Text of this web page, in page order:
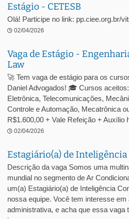
Estágio - CETESB
Olá! Participe no link: pp.ciee.org.br/
02/04/2026
Vaga de Estágio -
Law
🚀 Tem vaga de estágio para os
Daniel Advogados! 🎓 Cursos
Eletrônica, Telecomunicações,
Controle e Automação, Mecatrônica
R$1.600,00 + Vale Refeição + Auxílio
02/04/2026
Estagiário(a) de
Descrição da vaga Somos uma
mundial no segmento de Ar
um(a) Estagiário(a) de Inteligência
nossa equipe. Você tem interesse em
administrativa, e acha que essa vaga